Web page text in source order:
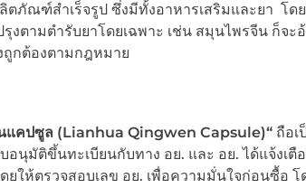
ตภัณฑ์สำเร็จรูป ซึ่งมีทั้งอาหารเสริมและยา โ
ตามตำรับยาโดยเฉพาะ เช่น สมุนไพรจีน ก็จะ
กต้องตามกฎหมาย
แคปซูล (Lianhua Qingwen Capsule)“ถือเ
อนุมัติขึ้นทะเบียนกับทาง อย. และ อย. ได้แจ้งเ
ให้ตรวจสอบเลข อย. เพื่อความมั่นใจก่อนซื้อ